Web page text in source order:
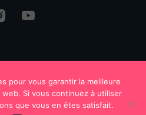
pour vous garantir la meilleure
Si vous continuez à utiliser
que vous en êtes satisfait.